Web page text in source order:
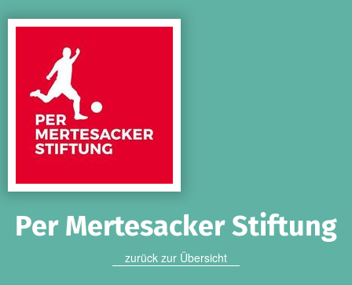
Per Mertesacker Stiftung
zurück zur Übersicht